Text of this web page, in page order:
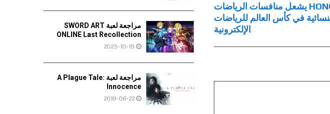
هاتف HONOR 200 Pro يشعل منافسات الرياضات
في كأس العالم للرياضات
الإلكترونية
مراجعة لعبة SWORD ART
ONLINE Last Recollection
2023-10-15
مراجعة لعبة A Plague Tale:
Innocence
2019-06-22